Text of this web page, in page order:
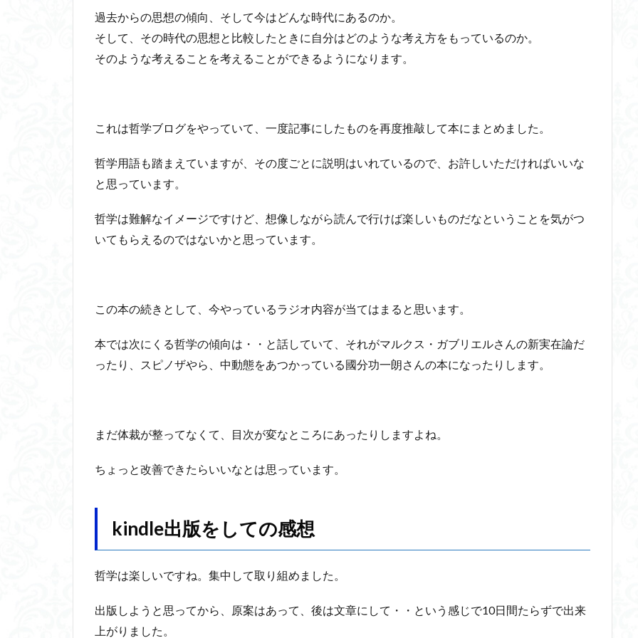
過去からの思想の傾向、そして今はどんな時代にあるのか。
そして、その時代の思想と比較したときに自分はどのような考え方をもっているのか。
そのような考えることを考えることができるようになります。
これは哲学ブログをやっていて、一度記事にしたものを再度推敲して本にまとめました。
哲学用語も踏まえていますが、その度ごとに説明はいれているので、お許しいただければいいな
と思っています。
哲学は難解なイメージですけど、想像しながら読んで行けば楽しいものだなということを気がつ
いてもらえるのではないかと思っています。
この本の続きとして、今やっているラジオ内容が当てはまると思います。
本では次にくる哲学の傾向は・・と話していて、それがマルクス・ガブリエルさんの新実在論だ
ったり、スピノザやら、中動態をあつかっている國分功一朗さんの本になったりします。
まだ体裁が整ってなくて、目次が変なところにあったりしますよね。
ちょっと改善できたらいいなとは思っています。
kindle出版をしての感想
哲学は楽しいですね。集中して取り組めました。
出版しようと思ってから、原案はあって、後は文章にして・・という感じで10日間たらずで出来
上がりました。